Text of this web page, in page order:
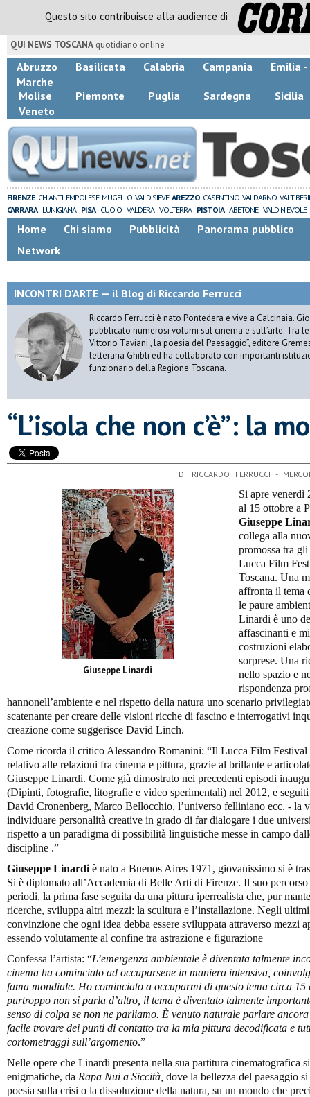
Questo sito contribuisce alla audience di
QUI NEWS TOSCANA quotidiano online
Abruzzo Basilicata Calabria Campania
Emilia -
Marche
Molise
Piemonte Puglia Sardegna
Sicilia
Veneto
FIRENZE CHIANTI EMPOLESE MUGELLO VALDISIEVE AREZZO CASENTINO VALDARNO
CARRARA LUNIGIANA PISA CUOIO VALDERA VOLTERRA PISTOIA ABETONE VALDINIEVOLE
Home Chi siamo Pubblicità
Panorama pubblico
Network
INCONTRI D'ARTE — il Blog di Riccardo Ferrucci
Riccardo Ferrucci è nato Pontedera e vive a Calcinaia.
pubblicato numerosi volumi sul cinema e sull’arte. Tra
Vittorio Taviani , la poesia del Paesaggio”, editore
letteraria Ghibli ed ha collaborato con importanti
funzionario della Regione Toscana.
“L’isola che non c’è”: la
DI RICCARDO FERRUCCI -
Giuseppe Linardi
Si apre venerdì
al 15 ottobre a
Giuseppe
collega alla
promossa tra
Lucca Film
Toscana. Una
affronta il tema
le paure
Linardi è uno
affascinanti e
costruzioni
sorprese. Una
nello spazio e
rispondenza
hannonell’ambiente e nel rispetto della natura uno scenario
scatenante per creare delle visioni ricche di fascino e interrogativi
creazione come suggerisce David Linch.
Come ricorda il critico Alessandro Romanini: “Il Lucca Film Festival
relativo alle relazioni fra cinema e pittura, grazie al brillante e
Giuseppe Linardi. Come già dimostrato nei precedenti episodi
(Dipinti, fotografie, litografie e video sperimentali) nel 2012, e
David Cronenberg, Marco Bellocchio, l’universo felliniano ecc. - la
individuare personalità creative in grado di far dialogare i due
rispetto a un paradigma di possibilità linguistiche messe in campo
discipline .”
Giuseppe Linardi è nato a Buenos Aires 1971, giovanissimo si è
Si è diplomato all’Accademia di Belle Arti di Firenze. Il suo
periodi, la prima fase seguita da una pittura iperrealista che, pur
ricerche, sviluppa altri mezzi: la scultura e l’installazione. Negli
convinzione che ogni idea debba essere sviluppata attraverso mezzi
essendo volutamente al confine tra astrazione e figurazione
Confessa l’artista: “L’emergenza ambientale è diventata talmente
cinema ha cominciato ad occuparsene in maniera intensiva,
fama mondiale. Ho cominciato a occuparmi di questo tema circa
purtroppo non si parla d’altro, il tema è diventato talmente
senso di colpa se non ne parliamo. È venuto naturale parlare
facile trovare dei punti di contatto tra la mia pittura decodificata e
cortometraggi sull’argomento.”
Nelle opere che Linardi presenta nella sua partitura cinematografica
enigmatiche, da Rapa Nui a Siccità, dove la bellezza del paesaggio
poesia sulla crisi o la dissoluzione della natura, su un mondo che